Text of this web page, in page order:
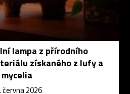
lampa z přírodního
získaného z lufy a
mycelia
června 2026